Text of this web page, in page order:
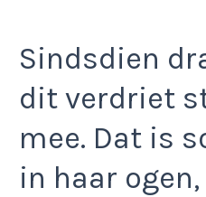
Sindsdien
dit verdriet
mee. Dat is
in haar